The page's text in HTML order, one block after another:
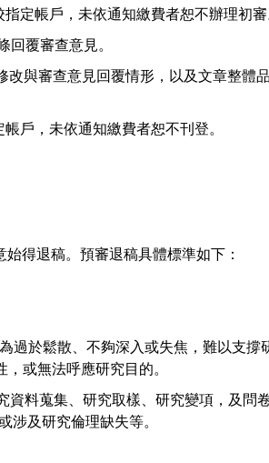
定帳戶，未依通知繳費者恕不辦理初審
覆審查意見。
與審查意見回覆情形，以及文章整體
戶，未依通知繳費者恕不刊登。
得退稿。預審退稿具體標準如下：
過於鬆散、不夠深入或失焦，難以支撐
或無法呼應研究目的。
料蒐集、研究取樣、研究變項，及問
涉及研究倫理缺失等。